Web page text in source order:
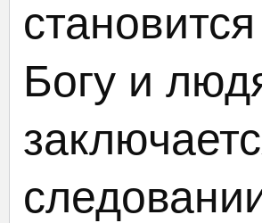
Богу и